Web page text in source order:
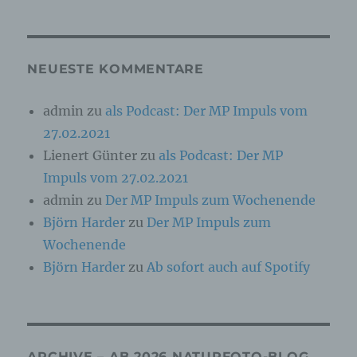
NEUESTE KOMMENTARE
admin zu als Podcast: Der MP Impuls vom
27.02.2021
Lienert Günter zu als Podcast: Der MP
Impuls vom 27.02.2021
admin zu Der MP Impuls zum Wochenende
Björn Harder zu Der MP Impuls zum
Wochenende
Björn Harder zuAb sofort auch auf Spotify
physischen, physiologischen, genetischen,
sozialen Identität dieser natürlichen Person
b) betroffene Person
Betroffene Person ist jede identifizierte oder
identifizierbare natürliche Person, deren
personenbezogene Daten von dem für die
werden.
c) Verarbeitung
automatisierter Verfahren ausgeführte Vorgang